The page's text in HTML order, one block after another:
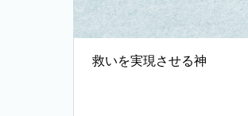
救いを実現させる神